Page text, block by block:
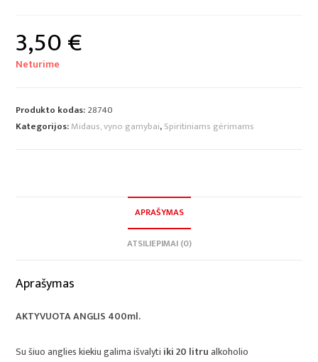
3,50€
Neturime
Produkto kodas:28740
Kategorijos:Midaus, vyno gamybai,Spiritiniams gėrimams
APRAŠYMAS
ATSILIEPIMAI (0)
Aprašymas
AKTYVUOTA ANGLIS 400ml.
Su šiuo anglies kiekiu galima išvalyti iki 20 litrualkoholio